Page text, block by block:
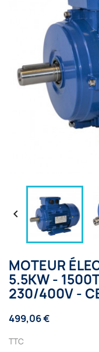

MOTEUR
5.5KW -
230/400V -
499,06 €
TTC